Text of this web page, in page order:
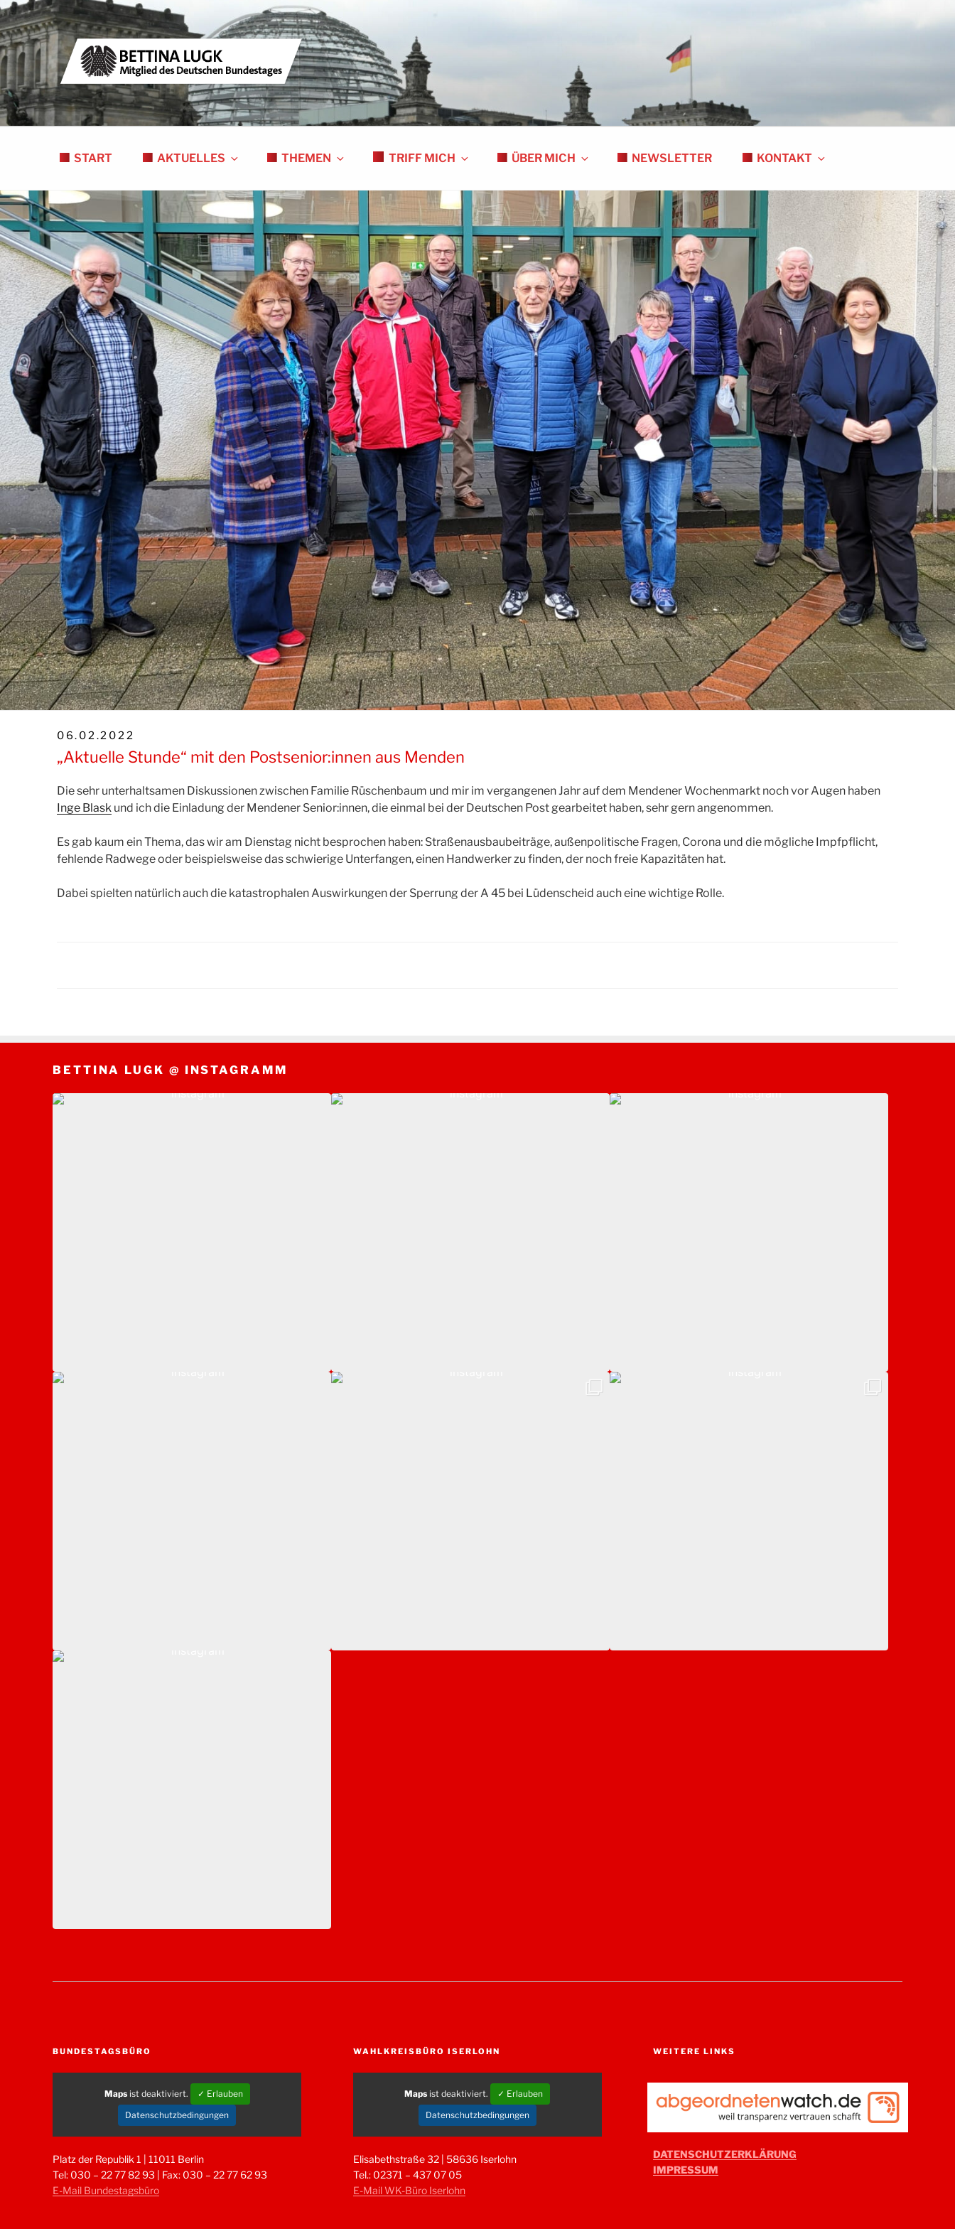
Zum
Inhalt
springen
BETTINA LUGK
MITGLIED DES DEUTSCHEN BUNDESTAGES
START AKTUELLES THEMEN TRIFF MICH ÜBER MICH NEWSLETTER KONTAKT
VERÖFFENTLICHT
AM
06.02.2022
„Aktuelle Stunde“ mit den Postsenior:innen aus Menden
Die sehr unterhaltsamen Diskussionen zwischen Familie Rüschenbaum und mir im vergangenen Jahr auf dem Mendener Wochenmarkt noch vor Augen haben
Inge Blask und ich die Einladung der Mendener Senior:innen, die einmal bei der Deutschen Post gearbeitet haben, sehr gern angenommen.
Es gab kaum ein Thema, das wir am Dienstag nicht besprochen haben: Straßenausbaubeiträge, außenpolitische Fragen, Corona und die mögliche Impfpflicht,
fehlende Radwege oder beispielsweise das schwierige Unterfangen, einen Handwerker zu finden, der noch freie Kapazitäten hat.
Dabei spielten natürlich auch die katastrophalen Auswirkungen der Sperrung der A 45 bei Lüdenscheid auch eine wichtige Rolle.
BETTINA LUGK @ INSTAGRAMM
BUNDESTAGSBÜRO
Mapsist deaktiviert.
✓ Erlauben
Datenschutzbedingungen
Platz der Republik 1 | 11011 Berlin
Tel: 030 – 22 77 82 93 | Fax: 030 – 22 77 62 93
E-Mail Bundestagsbüro
WAHLKREISBÜRO ISERLOHN
Maps ist deaktiviert.
✓ Erlauben
Datenschutzbedingungen
Elisabethstraße 32 | 58636 Iserlohn
Tel.: 02371 – 437 07 05
E-Mail WK-Büro Iserlohn
WEITERE LINKS
DATENSCHUTZERKLÄRUNG
IMPRESSUM